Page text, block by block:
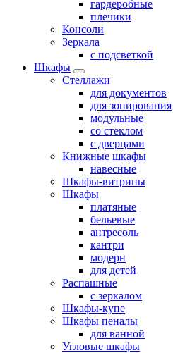
гардеробные
плечики
Консоли
Зеркала
с подсветкой
Шкафы
Стеллажи
для документов
для зонирования
модульные
со стеклом
с дверцами
Книжные шкафы
навесные
Шкафы-витрины
Шкафы
платяные
бельевые
антресоль
кантри
модерн
для детей
Распашные
с зеркалом
Шкафы-купе
Шкафы пеналы
для ванной
Угловые шкафы